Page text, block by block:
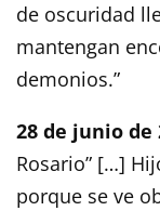
de oscuridad
mantengan
demonios.”
28 de junio de
Rosario” […]
porque se ve